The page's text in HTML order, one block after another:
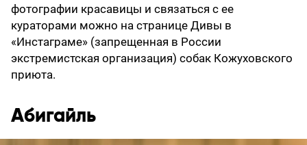
фотографии красавицы и связаться с ее
кураторами можно на странице Дивы в
«Инстаграме» (запрещенная в России
экстремистская организация) собак Кожуховского
приюта.
Абигайль